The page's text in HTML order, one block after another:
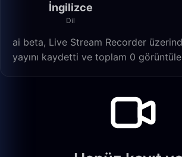
İngilizce
Dil
ai beta, Live Stream Recorder
yayını kaydetti ve toplam 0